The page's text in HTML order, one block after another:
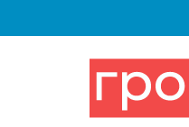
to